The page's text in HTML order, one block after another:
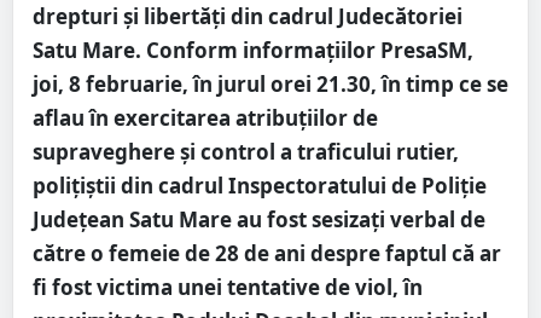
drepturi și libertăți din cadrul Judecătoriei
Satu Mare. Conform informațiilor PresaSM,
joi, 8 februarie, în jurul orei 21.30, în timp ce se
aflau în exercitarea atribuțiilor de
supraveghere și control a traficului rutier,
polițiștii din cadrul Inspectoratului de Poliție
Județean Satu Mare au fost sesizați verbal de
către o femeie de 28 de ani despre faptul că ar
fi fost victima unei tentative de viol, în